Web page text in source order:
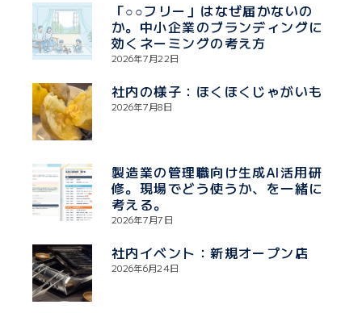
「○○フリー」はなぜ届かないの
か。中小企業のブランディングに
効くネーミングの考え方
2026年7月22日
社内の様子：ほくほくじゃがいも
2026年7月8日
製造業の管理職向け生成AI活用研
修。現場でどう使うか、を一緒に
考える。
2026年7月7日
社内イベント：新規オープン店
2026年6月24日